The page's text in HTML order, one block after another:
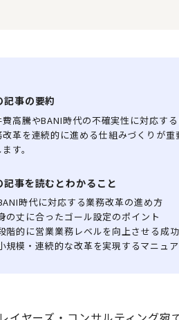
記事の要約
費高騰やBANI時代の不確実性に対応す
改革を連続的に進める仕組みづくりが
す。
記事を読むとわかること
時代に対応する業務改革の進め方
の丈に合ったゴール設定のポイント
階的に営業業務レベルを向上させる成
規模・連続的な改革を実現するマニュ